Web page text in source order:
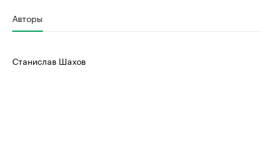
Авторы
Станислав Шахов